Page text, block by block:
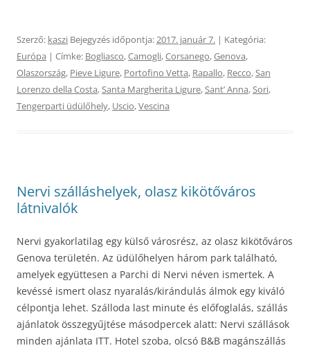
Szerző: kaszi Bejegyzés időpontja:2017. január 7. | Kategória:
Európa | Címke: Bogliasco,Camogli,Corsanego,Genova,
Olaszország, Pieve Ligure, Portofino Vetta, Rapallo, Recco,San
Lorenzo della Costa,Santa Margherita Ligure,Santʼ Anna,Sori,
Tengerparti üdülőhely, Uscio,Vescina
Nervi szálláshelyek, olasz kikötőváros
látnivalók
Nervi gyakorlatilag egy külső városrész, az olasz kikötőváros
Genova területén. Az üdülőhelyen három park található,
amelyek együttesen a Parchi di Nervi néven ismertek. A
kevéssé ismert olasz nyaralás/kirándulás álmok egy kiváló
célpontja lehet. Szálloda last minute és előfoglalás, szállás
ajánlatok összegyűjtése másodpercek alatt: Nervi szállások
minden ajánlata ITT. Hotel szoba, olcsó B&B magánszállás